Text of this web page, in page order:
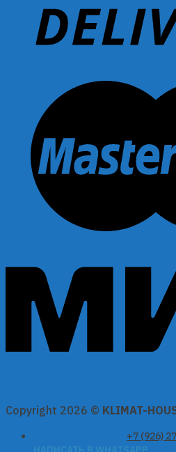
Copyright 2026 © KLIMAT-
+7 (926)